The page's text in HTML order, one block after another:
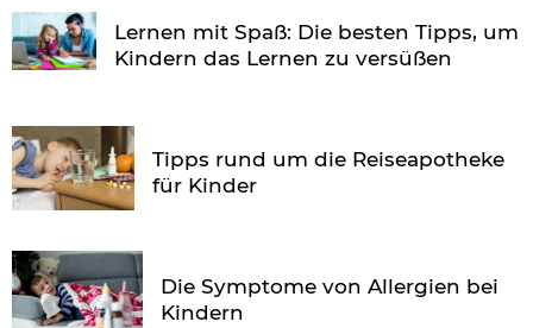
Lernen mit Spaß: Die besten Tipps, um
Kindern das Lernen zu versüßen
Tipps rund um die Reiseapotheke
für Kinder
Die Symptome von Allergien bei
Kindern